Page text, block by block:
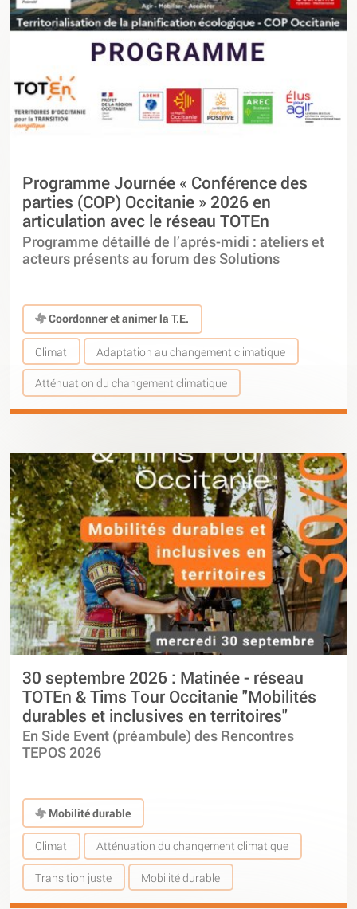
Programme Journée « Conférence des
parties (COP) Occitanie » 2026 en
articulation avec le réseau TOTEn
Programme détaillé de l’aprés-midi : ateliers et
acteurs présents au forum des Solutions
Coordonner et animer la T.E.
Climat Adaptation au changement climatique
Atténuation du changement climatique
30 septembre 2026 : Matinée - réseau
TOTEn & Tims Tour Occitanie "Mobilités
durables et inclusives en territoires"
En Side Event (préambule) des Rencontres
TEPOS 2026
Mobilité durable
Climat Atténuation du changement climatique
Transition juste Mobilité durable